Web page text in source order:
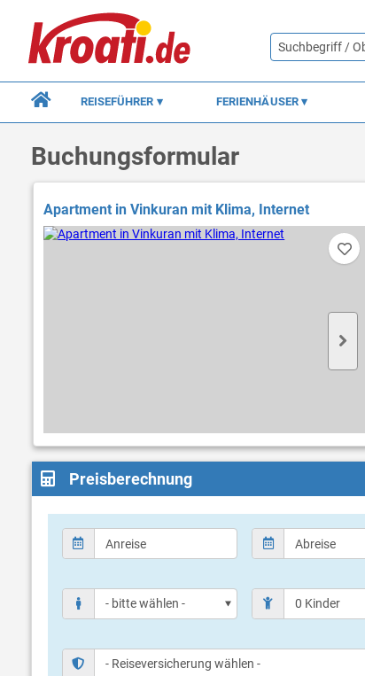
REISEFÜHRER FERIENHÄUSER
Buchungsformular
Apartment in Vinkuran mit Klima, Internet
Preisberechnung